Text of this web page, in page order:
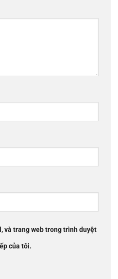
và trang web trong trình duyệt
của tôi.